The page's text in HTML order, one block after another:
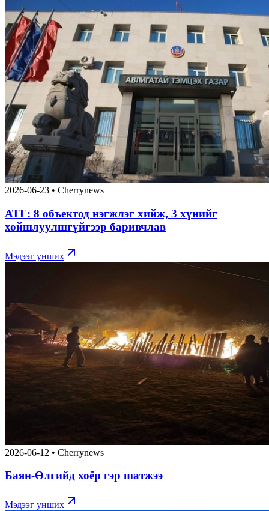
2026-06-23 • Cherrynews
АТГ: 8 объектод нэгжлэг хийж, 3 хүнийг
хойшлуулшгүйгээр баривчлав
Мэдээг унших
2026-06-12 • Cherrynews
Баян-Өлгийд хоёр гэр шатжээ
Мэдээг унших